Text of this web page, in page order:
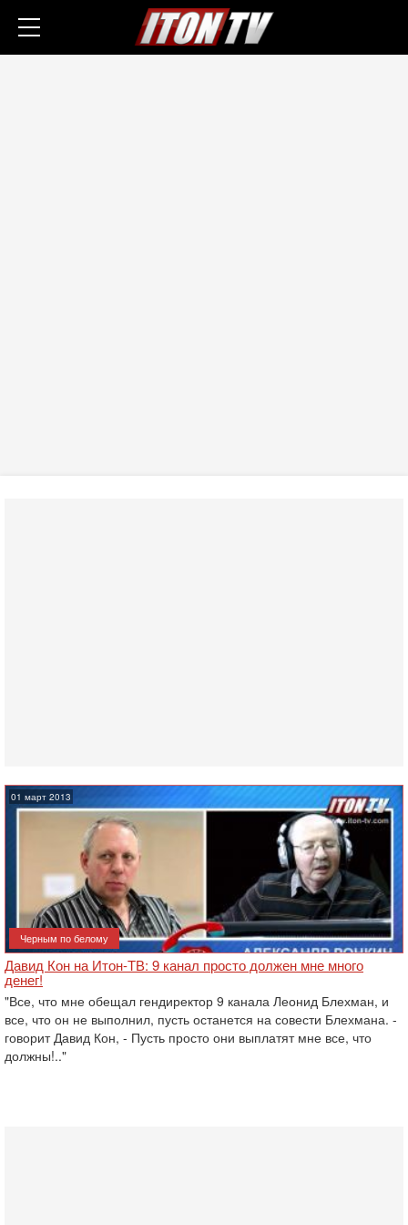
01 март 2013
Черным по белому
Давид Кон на Итон-ТВ: 9 канал просто должен мне много
денег!
"Все, что мне обещал гендиректор 9 канала Леонид Блехман, и
все, что он не выполнил, пусть останется на совести Блехмана. -
говорит Давид Кон, - Пусть просто они выплатят мне все, что
должны!.."